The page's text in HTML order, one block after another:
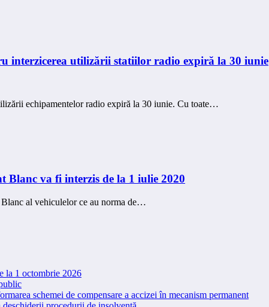
interzicerea utilizării statiilor radio expiră la 30 iunie
echipamentelor radio expiră la 30 iunie. Cu toate…
Blanc va fi interzis de la 1 iulie 2020
al vehiculelor ce au norma de…
la 1 octombrie 2026
schemei de compensare a accizei în mecanism permanent